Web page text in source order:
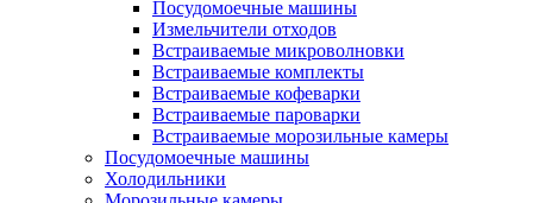
Посудомоечные машины
Измельчители отходов
Встраиваемые микроволновки
Встраиваемые комплекты
Встраиваемые кофеварки
Встраиваемые пароварки
Встраиваемые морозильные камеры
Посудомоечные машины
Холодильники